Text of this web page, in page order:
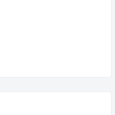
hoàn toàn đảm bảo
năng sấy chân